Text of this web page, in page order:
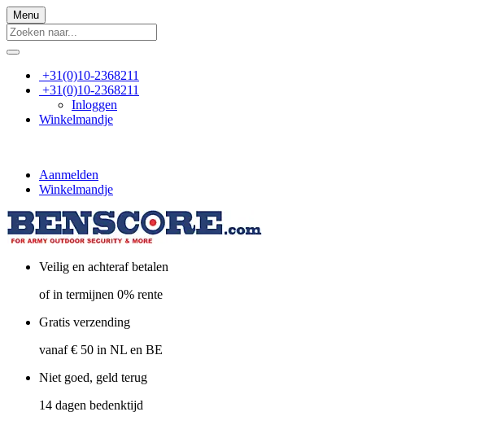
Menu
+31(0)10-2368211
+31(0)10-2368211
Inloggen
Winkelmandje
Aanmelden
Winkelmandje
Veilig en achteraf betalen
of in termijnen 0% rente
Gratis verzending
vanaf € 50 in NL en BE
Niet goed, geld terug
14 dagen bedenktijd